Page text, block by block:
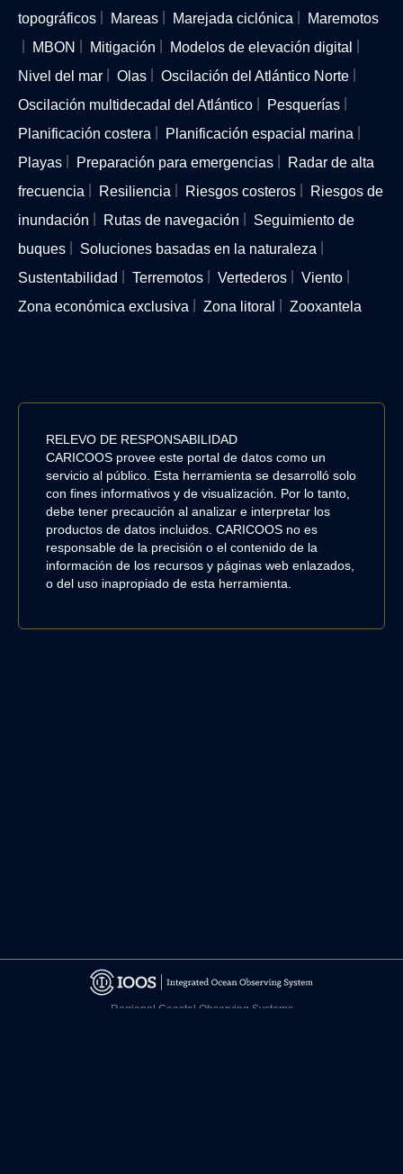
topográficos
Mareas Marejada ciclónica
Maremotos
MBON
Mitigación
Modelos de elevación digital
Nivel del mar
Olas
Oscilación del Atlántico Norte
Oscilación multidecadal del Atlántico
Pesquerías
Planificación costera
Planificación espacial marina
Playas
Preparación para emergencias
Radar de alta
frecuencia
Resiliencia Riesgos costeros
Riesgos de
inundación
Rutas de navegación
Seguimiento de
buques
Soluciones basadas en la naturaleza
Sustentabilidad
Terremotos Vertederos
Viento
Zona económica exclusiva
Zona litoral Zooxantela
RELEVO DE RESPONSABILIDAD
CARICOOS provee este portal de datos como un
servicio al público. Esta herramienta se desarrolló solo
con fines informativos y de visualización. Por lo tanto,
debe tener precaución al analizar e interpretar los
productos de datos incluidos. CARICOOS no es
responsable de la precisión o el contenido de la
información de los recursos y páginas web enlazados,
o del uso inapropiado de esta herramienta.
Regional Coastal Observing Systems